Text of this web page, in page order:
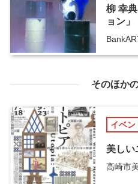
柳 幸
ョン」
そのほか
イベン
美しい
高崎市